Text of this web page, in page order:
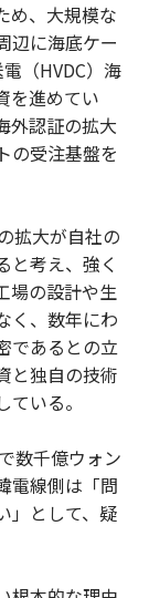
め、大規模な
辺に海底ケー
（HVDC）海
を進めてい
外認証の拡大
の受注基盤を
拡大が自社の
と考え、強く
場の設計や生
く、数年にわ
であるとの立
と独自の技術
いる。
数千億ウォン
電線側は「問
」として、疑